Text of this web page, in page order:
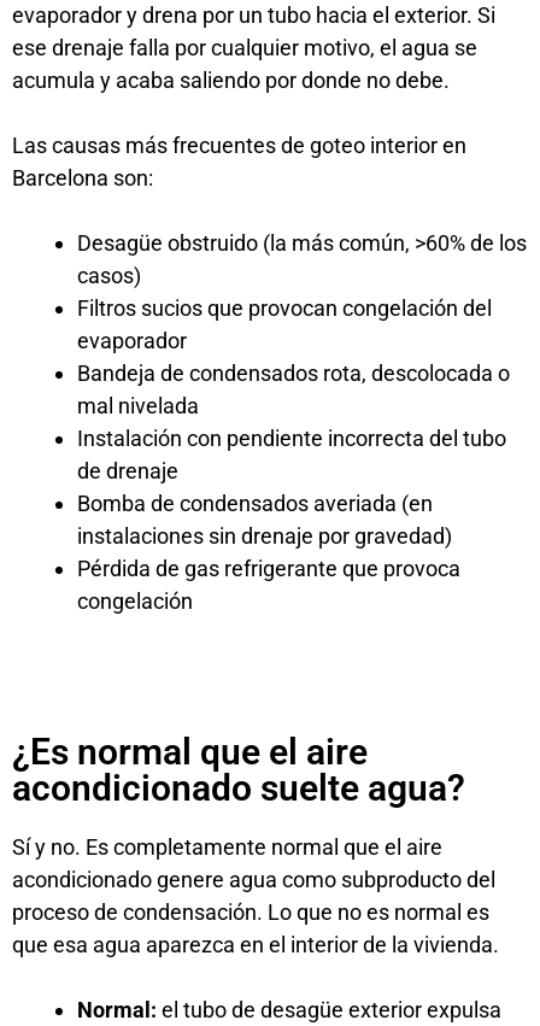
evaporador y drena por un tubo hacia el exterior. Si
ese drenaje falla por cualquier motivo, el agua se
acumula y acaba saliendo por donde no debe.
Las causas más frecuentes de goteo interior en
Barcelona son:
Desagüe obstruido (la más común, >60% de los
casos)
Filtros sucios que provocan congelación del
evaporador
Bandeja de condensados rota, descolocada o
mal nivelada
Instalación con pendiente incorrecta del tubo
de drenaje
Bomba de condensados averiada (en
instalaciones sin drenaje por gravedad)
Pérdida de gas refrigerante que provoca
congelación
¿Es normal que el aire
acondicionado suelte agua?
Sí y no. Es completamente normal que el aire
acondicionado genere agua como subproducto del
proceso de condensación. Lo que no es normal es
que esa agua aparezca en el interior de la vivienda.
Normal: el tubo de desagüe exterior expulsa